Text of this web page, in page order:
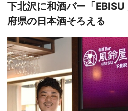
下北沢に和酒バー「
府県の日本酒そろえる